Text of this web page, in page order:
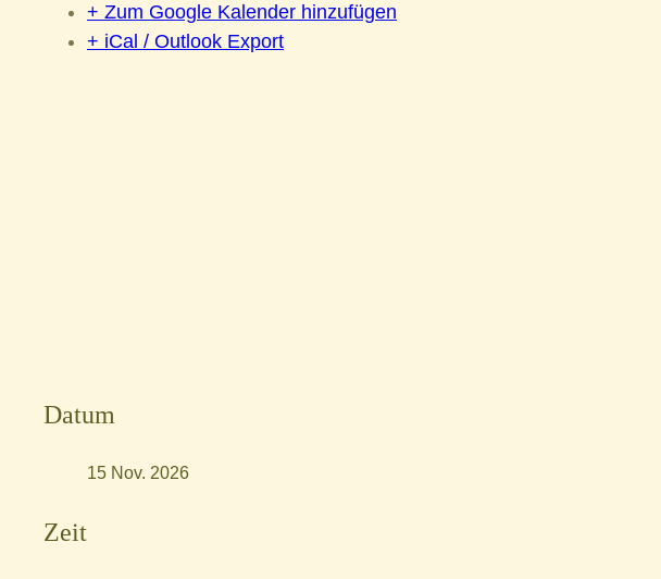
+ Zum Google Kalender hinzufügen
+ iCal / Outlook Export
Datum
15 Nov. 2026
Zeit